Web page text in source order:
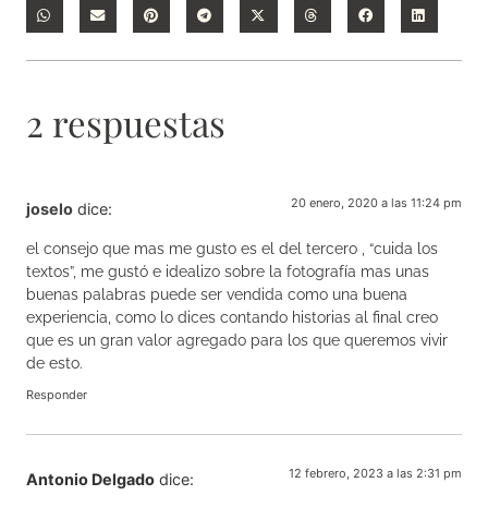
2 respuestas
joselo dice: 20 enero, 2020 a las 11:24 pm
el consejo que mas me gusto es el del tercero , “cuida los
textos”, me gustó e idealizo sobre la fotografía mas unas
buenas palabras puede ser vendida como una buena
experiencia, como lo dices contando historias al final creo
que es un gran valor agregado para los que queremos vivir
de esto.
Responder
Antonio Delgado dice: 12 febrero, 2023 a las 2:31 pm